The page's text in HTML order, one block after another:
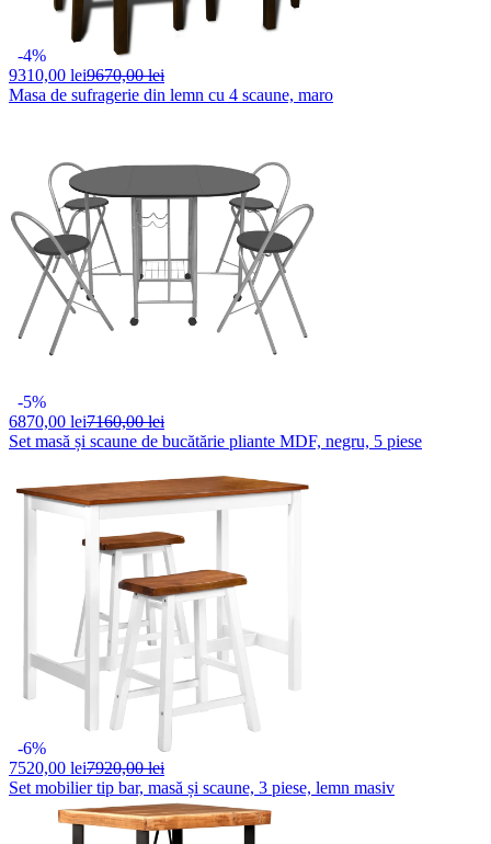
-4%
9310,00 lei9670,00 lei
Masa de sufragerie din lemn cu 4 scaune, maro
-5%
6870,00 lei7160,00 lei
Set masă și scaune de bucătărie pliante MDF, negru, 5 piese
-6%
7520,00 lei7920,00 lei
Set mobilier tip bar, masă și scaune, 3 piese, lemn masiv